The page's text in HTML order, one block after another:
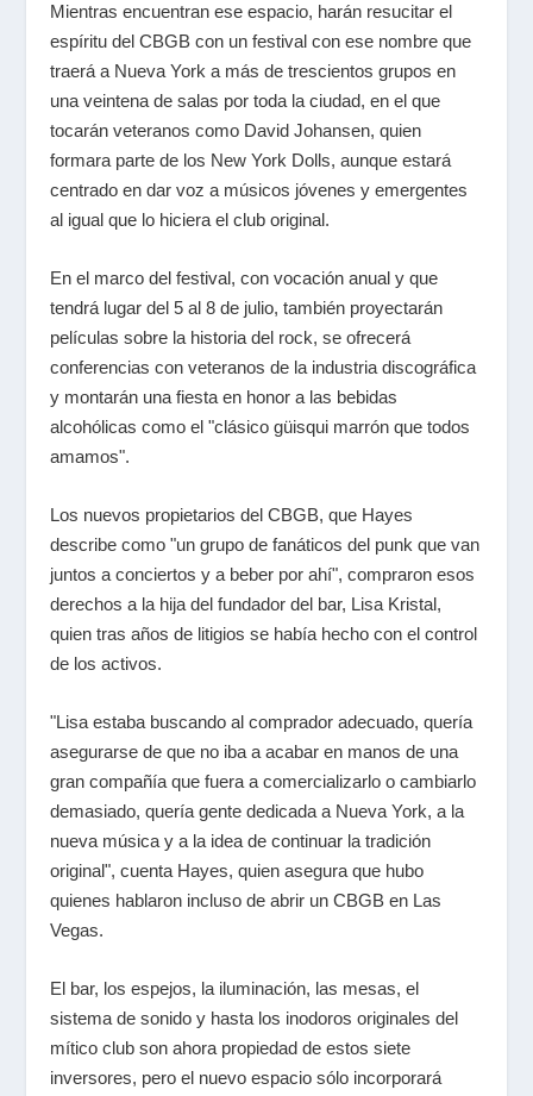
Mientras encuentran ese espacio, harán resucitar el
espíritu del CBGB con un festival con ese nombre que
traerá a Nueva York a más de trescientos grupos en
una veintena de salas por toda la ciudad, en el que
tocarán veteranos como David Johansen, quien
formara parte de los New York Dolls, aunque estará
centrado en dar voz a músicos jóvenes y emergentes
al igual que lo hiciera el club original.
En el marco del festival, con vocación anual y que
tendrá lugar del 5 al 8 de julio, también proyectarán
películas sobre la historia del rock, se ofrecerá
conferencias con veteranos de la industria discográfica
y montarán una fiesta en honor a las bebidas
alcohólicas como el "clásico güisqui marrón que todos
amamos".
Los nuevos propietarios del CBGB, que Hayes
describe como "un grupo de fanáticos del punk que van
juntos a conciertos y a beber por ahí", compraron esos
derechos a la hija del fundador del bar, Lisa Kristal,
quien tras años de litigios se había hecho con el control
de los activos.
"Lisa estaba buscando al comprador adecuado, quería
asegurarse de que no iba a acabar en manos de una
gran compañía que fuera a comercializarlo o cambiarlo
demasiado, quería gente dedicada a Nueva York, a la
nueva música y a la idea de continuar la tradición
original", cuenta Hayes, quien asegura que hubo
quienes hablaron incluso de abrir un CBGB en Las
Vegas.
El bar, los espejos, la iluminación, las mesas, el
sistema de sonido y hasta los inodoros originales del
mítico club son ahora propiedad de estos siete
inversores, pero el nuevo espacio sólo incorporará